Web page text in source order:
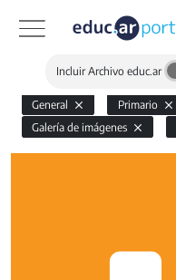
Incluir Archivo educ.ar
General Primario
Galería de imágenes